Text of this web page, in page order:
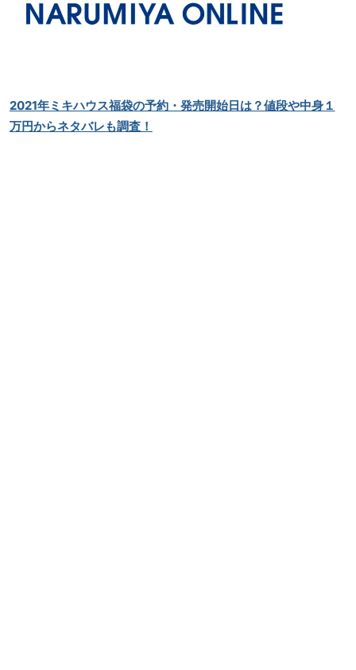
2021年ミキハウス福袋の予約・発売開始日は？値段や中身１
万円からネタバレも調査！